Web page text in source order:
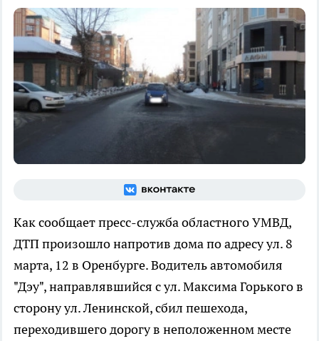
Как сообщает пресс-служба областного УМВД,
ДТП произошло напротив дома по адресу ул. 8
марта, 12 в Оренбурге. Водитель автомобиля
"Дэу", направлявшийся с ул. Максима Горького в
сторону ул. Ленинской, сбил пешехода,
переходившего дорогу в неположенном месте